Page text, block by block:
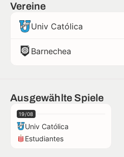
Vereine
Univ Católica
Barnechea
Ausgewählte Spiele
19/08
Univ Católica
Estudiantes